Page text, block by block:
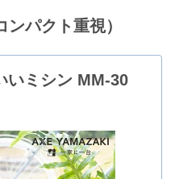
パクト重視）
いミシン MM-30